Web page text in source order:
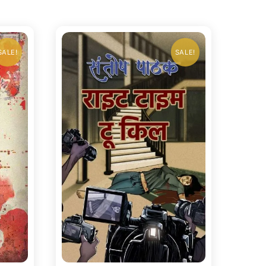
SALE!